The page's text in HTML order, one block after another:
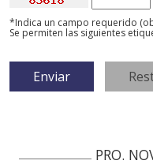
*Indica un campo requerido
Se permiten las siguientes
PRO.